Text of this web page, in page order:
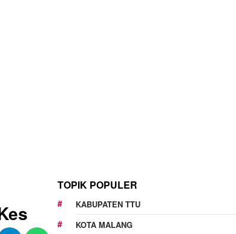
TOPIK POPULER
KABUPATEN TTU
KOTA MALANG